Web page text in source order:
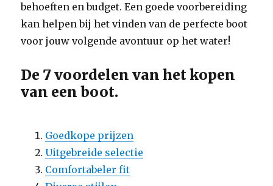
behoeften en budget. Een goede voorbereiding
kan helpen bij het vinden van de perfecte boot
voor jouw volgende avontuur op het water!
De 7 voordelen van het kopen
van een boot.
Goedkope prijzen
Uitgebreide selectie
Comfortabeler fit